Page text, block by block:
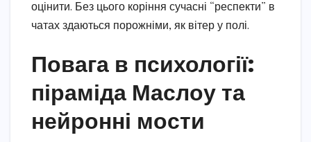
оцінити. Без цього коріння сучасні “респекти” в
чатах здаються порожніми, як вітер у полі.
Повага в психології:
піраміда Маслоу та
нейронні мости